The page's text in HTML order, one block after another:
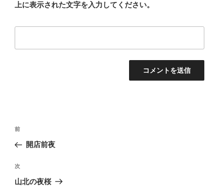
上に表示された文字を入力してください。
投
ナ
ビ
ゲ
前
の
稿
前
開店前夜
次
の
次
山北の夜桜